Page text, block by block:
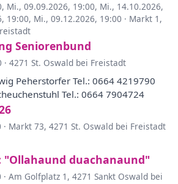
, Mi., 09.09.2026, 19:00, Mi., 14.10.2026,
19:00, Mi., 09.12.2026, 19:00 · Markt 1,
Seniorenbund
· 4271 St. Oswald bei Freistadt
Peherstorfer Tel.: 0664 4219790
Tel.: 0664 7904724
· Markt 73, 4271 St. Oswald bei Freistadt
duachanaund"
· Am Golfplatz 1, 4271 Sankt Oswald bei